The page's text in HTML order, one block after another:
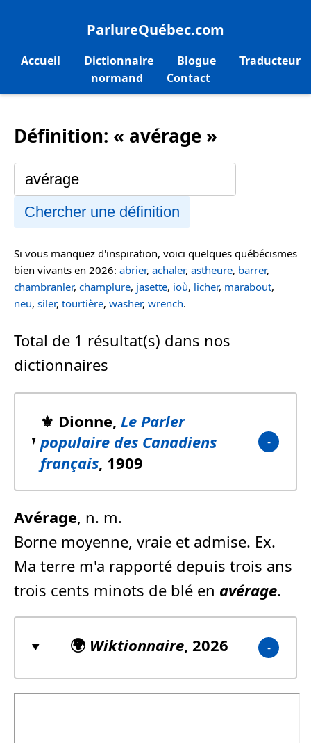
ParlureQuébec.com
Accueil Dictionnaire Blogue
Traducteur
normand
Contact
Définition: « avérage »
Chercher une définition
Si vous manquez d'inspiration, voici quelques québécismes
bien vivants en 2026: abrier, achaler, astheure, barrer,
chambranler, champlure, jasette, ioù, licher, marabout,
neu, siler, tourtière, washer, wrench.
Total de 1 résultat(s) dans nos
dictionnaires
⚜️ Dionne, Le Parler
populaire des Canadiens
français, 1909
Avérage, n. m.
Borne moyenne, vraie et admise. Ex.
Ma terre m'a rapporté depuis trois ans
trois cents minots de blé en avérage.
🌍 Wiktionnaire, 2026